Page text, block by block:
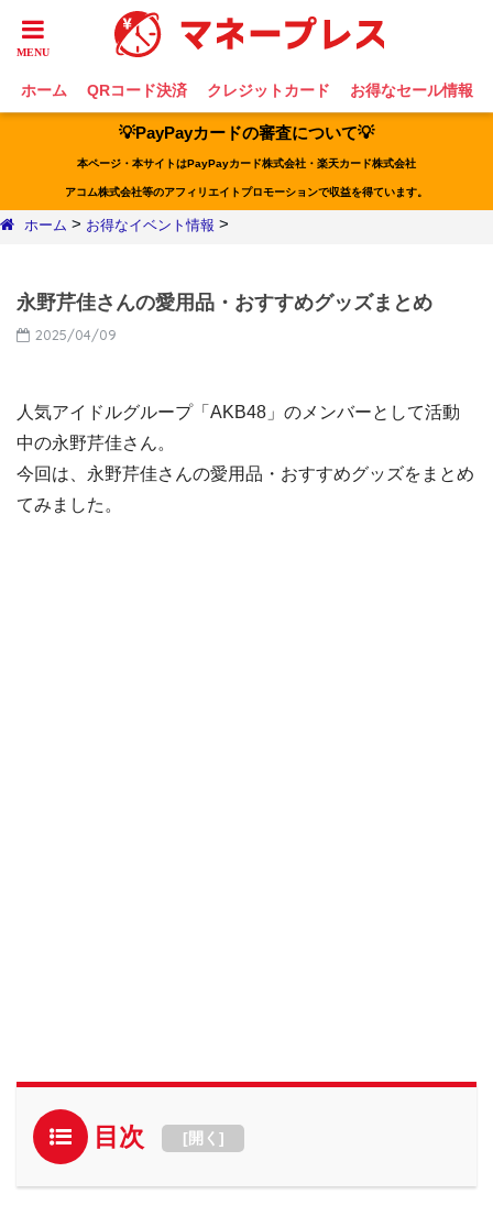
ホーム QRコード決済 クレジットカード お得なセール情報
💡PayPayカードの審査について💡
本ページ・本サイトはPayPayカード株式会社・楽天カード株式会社
アコム株式会社等のアフィリエイトプロモーションで収益を得ています。
ホーム > お得なイベント情報 >
永野芹佳さんの愛用品・おすすめグッズまとめ
2025/04/09
人気アイドルグループ「AKB48」のメンバーとして活動
中の永野芹佳さん。
今回は、永野芹佳さんの愛用品・おすすめグッズをまとめ
てみました。
目次 [開く ]